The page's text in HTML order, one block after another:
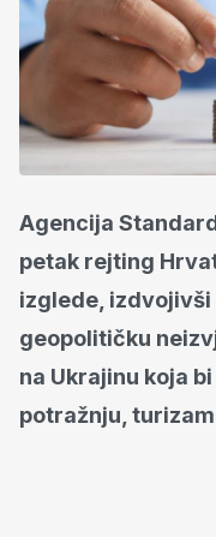
Agencija
petak rejting
izglede,
geopolitičku
na Ukrajinu koja
potražnju,